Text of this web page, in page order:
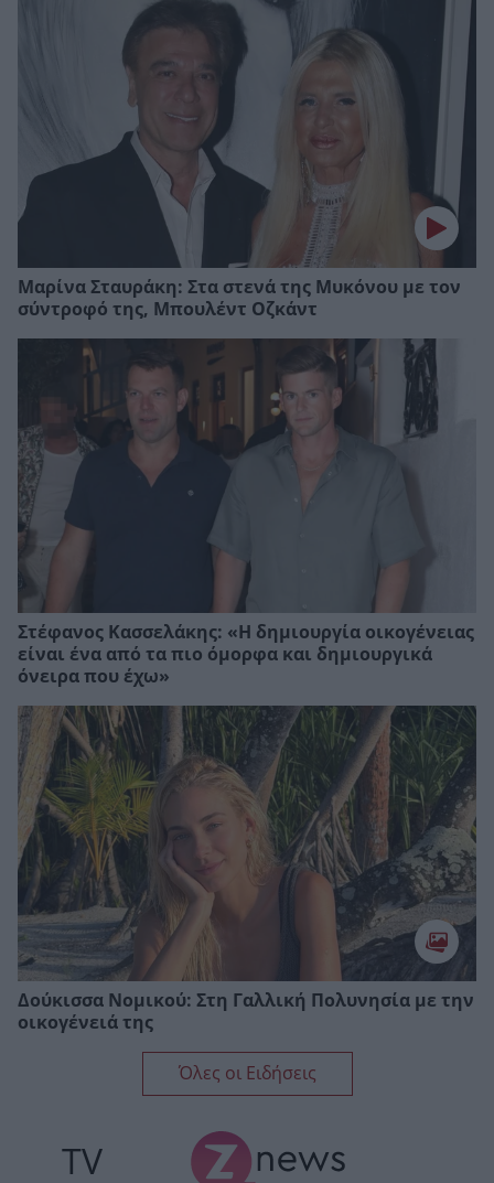
Μαρίνα Σταυράκη: Στα στενά της Μυκόνου με τον
σύντροφό της, Μπουλέντ Οζκάντ
Στέφανος Κασσελάκης: «Η δηµιουργία οικογένειας
είναι ένα από τα πιο όµορφα και δηµιουργικά
όνειρα που έχω»
Δούκισσα Νομικού: Στη Γαλλική Πολυνησία με την
οικογένειά της
Όλες οι Ειδήσεις
TV